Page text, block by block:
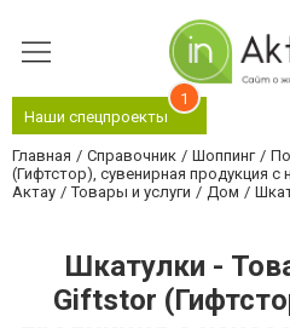
Наши спецпроекты
1
Главная Справочник Шоппинг
(Гифтстор), сувенирная продукция с
Актау
Товары и услуги Дом
Шкатулки -
Giftstor